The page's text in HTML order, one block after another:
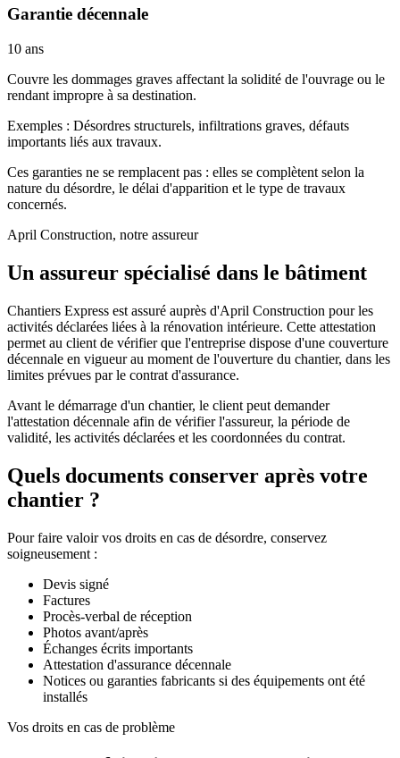
Garantie décennale
10 ans
Couvre les dommages graves affectant la solidité de l'ouvrage ou le
rendant impropre à sa destination.
Exemples : Désordres structurels, infiltrations graves, défauts
importants liés aux travaux.
Ces garanties ne se remplacent pas : elles se complètent selon la
nature du désordre, le délai d'apparition et le type de travaux
concernés.
April Construction, notre assureur
Un assureur spécialisé dans le bâtiment
Chantiers Express est assuré auprès d'April Construction pour les
activités déclarées liées à la rénovation intérieure. Cette attestation
permet au client de vérifier que l'entreprise dispose d'une couverture
décennale en vigueur au moment de l'ouverture du chantier, dans les
limites prévues par le contrat d'assurance.
Avant le démarrage d'un chantier, le client peut demander
l'attestation décennale afin de vérifier l'assureur, la période de
validité, les activités déclarées et les coordonnées du contrat.
Quels documents conserver après votre
chantier ?
Pour faire valoir vos droits en cas de désordre, conservez
soigneusement :
Devis signé
Factures
Procès-verbal de réception
Photos avant/après
Échanges écrits importants
Attestation d'assurance décennale
Notices ou garanties fabricants si des équipements ont été
installés
Vos droits en cas de problème